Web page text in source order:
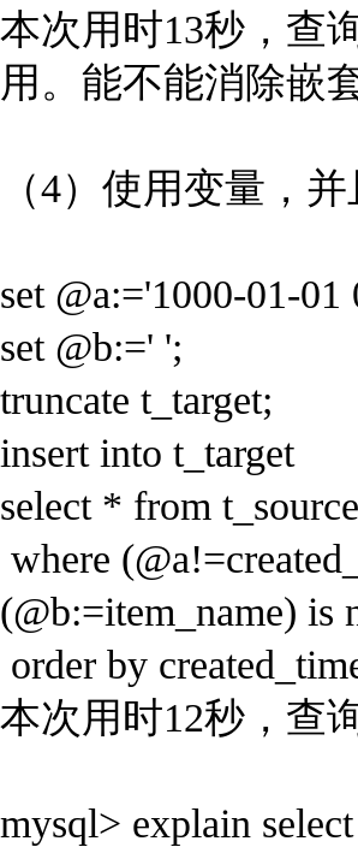
本次用时13秒，查
用。能不能消除嵌
（4）使用变量，
set @a:='1000-01-01
set @b:=' ';
truncate t_target;
insert into t_target
select * from
where
(@b:=item_name) is
order by
本次用时12秒，查
mysql> explain